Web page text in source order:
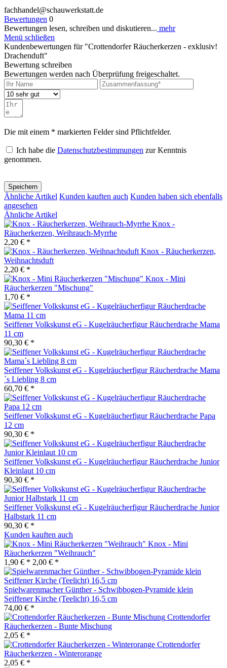
fachhandel@schauwerkstatt.de
Bewertungen 0
Bewertungen lesen, schreiben und diskutieren... mehr
Menü schließen
Kundenbewertungen für "Crottendorfer Räucherkerzen - exklusiv!
Drachenduft"
Bewertung schreiben
Bewertungen werden nach Überprüfung freigeschaltet.
Die mit einem * markierten Felder sind Pflichtfelder.
Ich habe die Datenschutzbestimmungen zur Kenntnis
genommen.
Speichern
Ähnliche Artikel Kunden kauften auch Kunden haben sich ebenfalls
angesehen
Ähnliche Artikel
Knox -
Räucherkerzen, Weihrauch-Myrrhe
2,20 € *
Knox - Räucherkerzen,
Weihnachtsduft
2,20 € *
Knox - Mini
Räucherkerzen "Mischung"
1,70 € *
Seiffener Volkskunst eG - Kugelräucherfigur Räucherdrache Mama
11 cm
90,30 € *
Seiffener Volkskunst eG - Kugelräucherfigur Räucherdrache Mama
´s Liebling 8 cm
60,70 € *
Seiffener Volkskunst eG - Kugelräucherfigur Räucherdrache Papa
12 cm
90,30 € *
Seiffener Volkskunst eG - Kugelräucherfigur Räucherdrache Junior
Kleinlaut 10 cm
90,30 € *
Seiffener Volkskunst eG - Kugelräucherfigur Räucherdrache Junior
Halbstark 11 cm
90,30 € *
Kunden kauften auch
Knox - Mini
Räucherkerzen "Weihrauch"
1,90 € * 2,00 € *
Spielwarenmacher Günther - Schwibbogen-Pyramide klein
Seiffener Kirche (Teelicht) 16,5 cm
74,00 € *
Crottendorfer
Räucherkerzen - Bunte Mischung
2,05 € *
Crottendorfer
Räucherkerzen - Winterorange
2,05 € *